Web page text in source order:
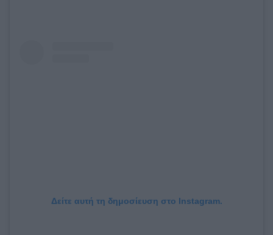
Δείτε αυτή τη δημοσίευση στο Instagram.